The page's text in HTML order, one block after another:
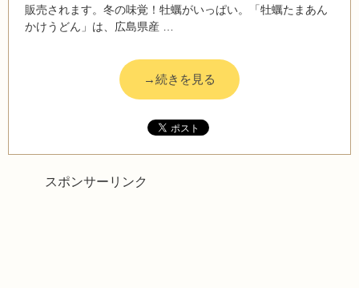
販売されます。冬の味覚！牡蠣がいっぱい。「牡蠣たまあん
かけうどん」は、広島県産 …
→続きを見る
スポンサーリンク